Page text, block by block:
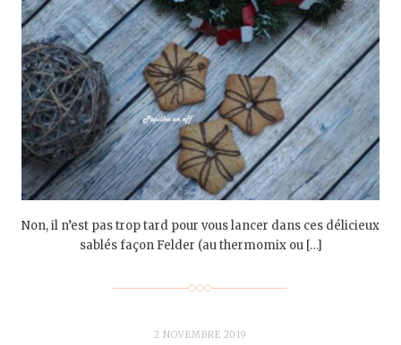
Non, il n’est pas trop tard pour vous lancer dans ces délicieux
sablés façon Felder (au thermomix ou […]
2 NOVEMBRE 2019